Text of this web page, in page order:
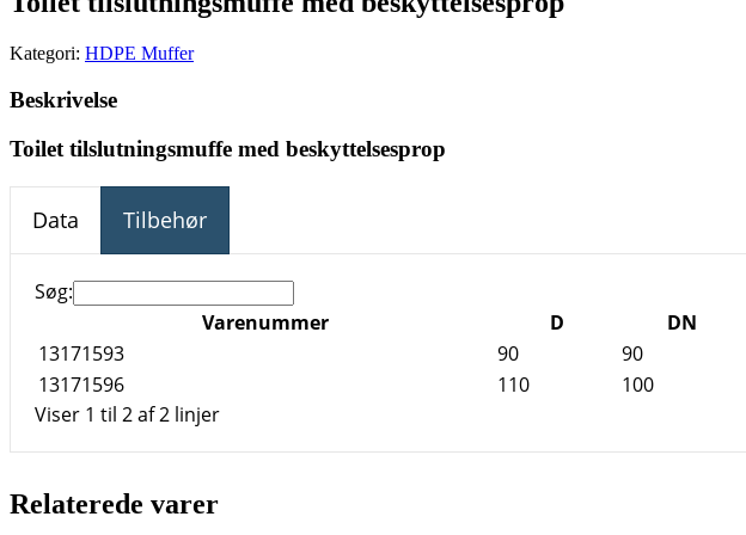
Kategori: HDPE Muffer
Beskrivelse
Toilet tilslutningsmuffe med beskyttelsesprop
Data Tilbehør
Søg:
Varenummer
D DN
13171593
90 90
13171596
110 100
Viser 1 til 2 af 2 linjer
Relaterede varer